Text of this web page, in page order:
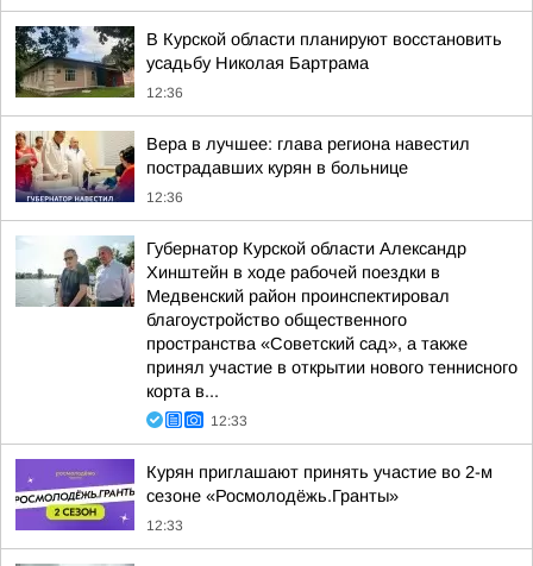
В Курской области планируют восстановить
усадьбу Николая Бартрама
12:36
Вера в лучшее: глава региона навестил
пострадавших курян в больнице
12:36
Губернатор Курской области Александр
Хинштейн в ходе рабочей поездки в
Медвенский район проинспектировал
благоустройство общественного
пространства «Советский сад», а также
принял участие в открытии нового теннисного
корта в...
12:33
Курян приглашают принять участие во 2-м
сезоне «Росмолодёжь.Гранты»
12:33